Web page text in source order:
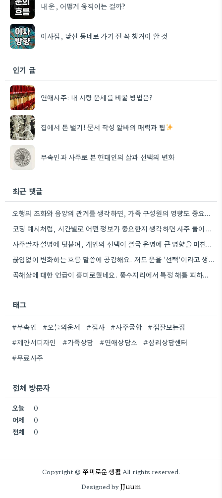
내 운, 어떻게 움직이는 걸까?
이사점, 낯선 동네로 가기 전 꼭 챙겨야 할 것
인기 글
연애사주: 내 사랑 운세를 바꿀 방법은?
집에서 돈 벌기! 문서 작성 알바의 매력과 팁
무속인과 사주로 본 현대인의 삶과 선택의 변화
최근 댓글
오행의 조화와 음양의 관계를 생각하면, 가족 구성원의 영향도 중요한 요소일 텐데.
코딩 예시처럼, 시간별로 어떤 정보가 중요한지 생각하면 사주 풀이 이해에 도움이 될 것 같아요.
사주팔자 설명에 덧붙여, 개인의 선택이 결국 운명에 큰 영향을 미친다는 점이 와닿네요. 특히, 노력하는 방향에…
끊임없이 변화하는 흐름 말씀에 공감해요. 저도 운을 '선택'이라고 생각하는데, 그 선택들이 모여 흐름이 만들어지는 것…
곡해살에 대한 언급이 흥미로웠네요. 풍수지리에서 특정 해를 피하는 이유가 단순히 미신이라기보다, 기운을 잘 보려는 노력으로…
태그
#무속인 #오늘의운세 #점사 #사주궁합
#점잘보는집
#제안서디자인
#가족상담 #연애상담소
#심리상담센터
#무료사주
전체 방문자
오늘
0
어제
0
전체
0
Copyright ©쭈미로운 생활All rights reserved.
Designed byJJuum